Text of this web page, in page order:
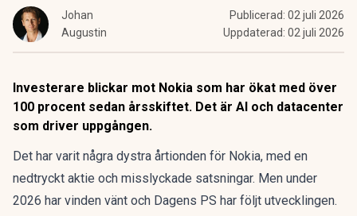
Johan
Augustin
Publicerad: 02 juli 2026
Uppdaterad: 02 juli 2026
Investerare blickar mot Nokia som har ökat med över
100 procent sedan årsskiftet. Det är AI och datacenter
som driver uppgången.
Det har varit några dystra årtionden för Nokia, med en
nedtryckt aktie och misslyckade satsningar. Men under
2026 har vinden vänt och Dagens PS har följt utvecklingen.